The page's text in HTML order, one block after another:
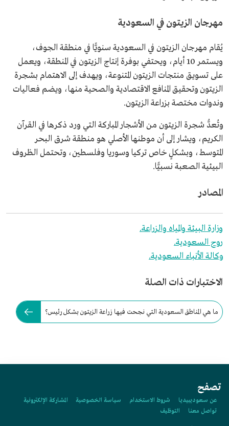
مهرجان الزيتون في السعودية
يُقام مهرجان الزيتون في السعودية سنويًّا في منطقة الجوف،
ويستمر 10 أيام، ويحتفي بوفرة إنتاج الزيتون في المنطقة، ويعمل
على تسويق منتجات الزيتون المتنوعة، ويهدف إلى الاهتمام بشجرة
الزيتون وتحقيق المنافع الاقتصادية والصحية منها، ويضم فعاليات
وندوات مختصة بزراعة الزيتون.
وتُعدُّ شجرة الزيتون من الأشجار المباركة التي ورد ذكرها في القرآن
الكريم، ويشار إلى أن موطنها الأصلي هو منطقة شرق البحر
المتوسط، وبشكلٍ خاص تركيا وسوريا وفلسطين، وتحتمل الظروف
البيئية الصعبة نسبيًّا.
المصادر
وزارة البيئة والمياه والزراعة.
روح السعودية.
وكالة الأنباء السعودية.
الاختبارات ذات الصلة
ما هي المناطق السعودية التي نجحت فيها زراعة الزيتون بشكل رئيس؟
تصفح
عن سعوديبيديا شروط الاستخدام سياسة الخصوصية
المشاركة الإلكترونية
تواصل معنا
التوظيف